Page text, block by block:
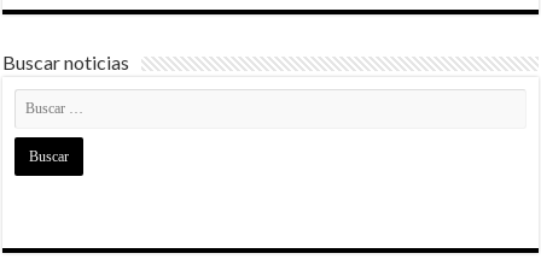
Buscar noticias